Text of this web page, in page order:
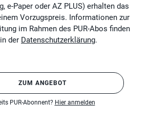
e-Paper oder AZ PLUS) erhalten das
Vorzugspreis. Informationen zur
im Rahmen des PUR-Abos finden
der Datenschutzerklärung.
ZUM ANGEBOT
PUR-Abonnent? Hier anmelden